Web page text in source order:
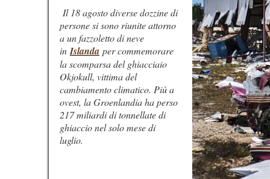
Il 18 agosto diverse dozzine di
persone si sono riunite attorno
a un fazzoletto di neve
in Islanda per commemorare
la scomparsa del ghiacciaio
Okjokull, vittima del
cambiamento climatico. Più a
ovest, la Groenlandia ha perso
217 miliardi di tonnellate di
ghiaccio nel solo mese di
luglio.